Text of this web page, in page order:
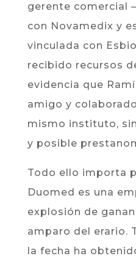
gerente comercial
con Novamedix y
vinculada con
recibido recursos
evidencia que
amigo y
mismo instituto,
y posible
Todo ello importa
Duomed es una
explosión de
amparo del erario.
la fecha ha